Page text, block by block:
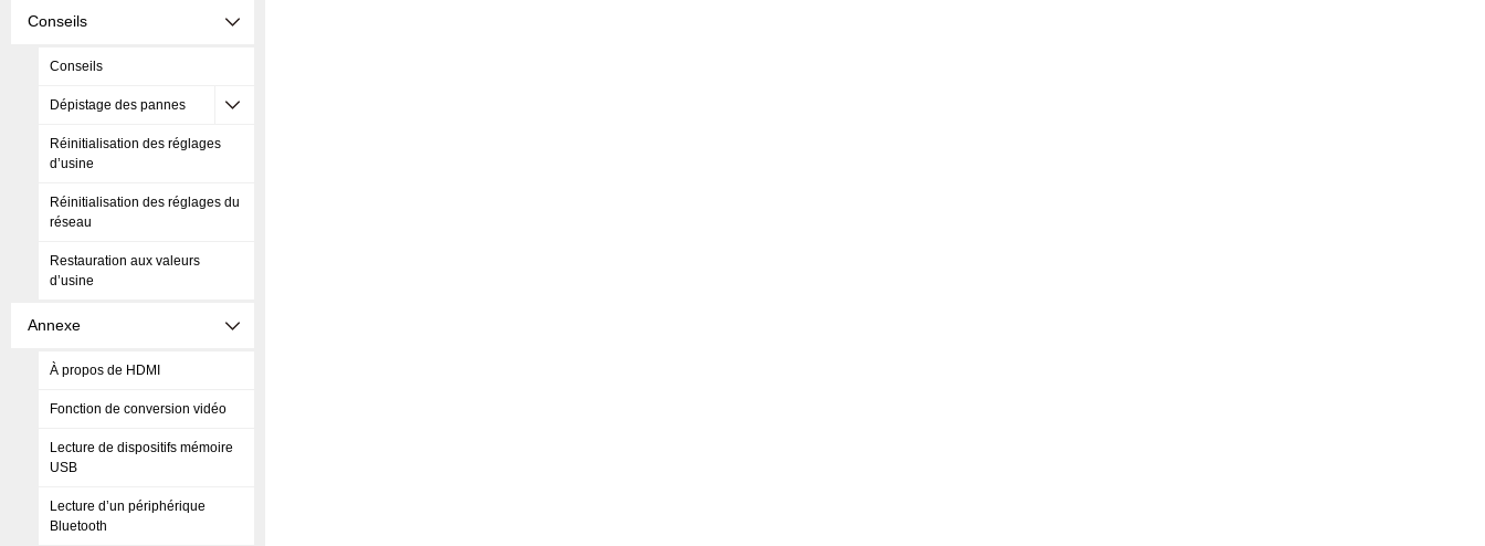
Conseils
Conseils
Dépistage des pannes
Réinitialisation des réglages
d’usine
Réinitialisation des réglages du
réseau
Restauration aux valeurs
d’usine
Annexe
À propos de HDMI
Fonction de conversion vidéo
Lecture de dispositifs mémoire
USB
Lecture d’un périphérique
Bluetooth